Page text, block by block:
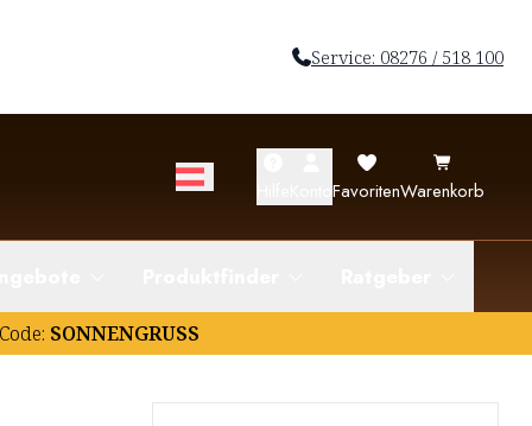
Service: 08276 / 518 100
FavoritenWarenkorb
SONNENGRUSS